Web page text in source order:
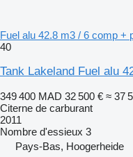
Fuel alu 42.8 m3 / 6 comp +
40
Tank Lakeland Fuel alu
349 400 MAD 32 500 € ≈ 37
Citerne de carburant
2011
Nombre d'essieux 3
Pays-Bas, Hoogerheide